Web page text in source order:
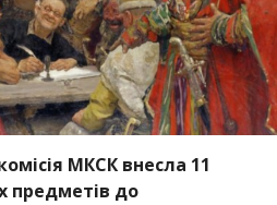
МКСК внесла 11
предметів до